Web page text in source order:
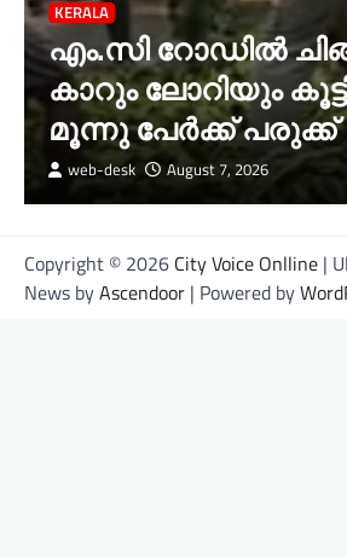
KERALA
എം.സി റോഡിൽ
കാറും ലോറിയും
മൂന്നു പേർക്ക് പരുക്ക്
web-desk August 7, 2026
Copyright © 2026 City Voice Onlline |
News byAscendoor | Powered by